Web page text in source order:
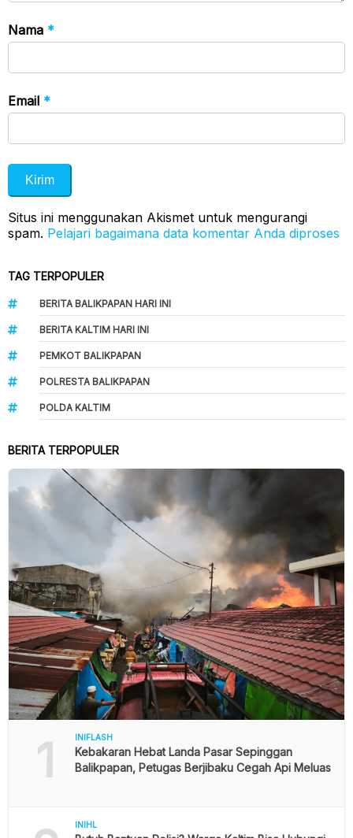
Nama *
Email *
Situs ini menggunakan Akismet untuk mengurangi
spam. Pelajari bagaimana data komentar Anda diproses
TAG TERPOPULER
BERITA BALIKPAPAN HARI INI
BERITA KALTIM HARI INI
PEMKOT BALIKPAPAN
POLRESTA BALIKPAPAN
POLDA KALTIM
BERITA TERPOPULER
1 INIFLASH
Kebakaran Hebat Landa Pasar Sepinggan
Balikpapan, Petugas Berjibaku Cegah Api Meluas
INIHL